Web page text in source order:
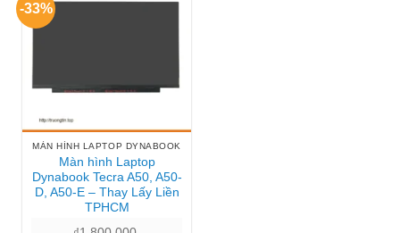
-33%
MÀN HÌNH LAPTOP DYNABOOK
Màn hình Laptop
Dynabook Tecra A50, A50-
D, A50-E – Thay Lấy Liền
TPHCM